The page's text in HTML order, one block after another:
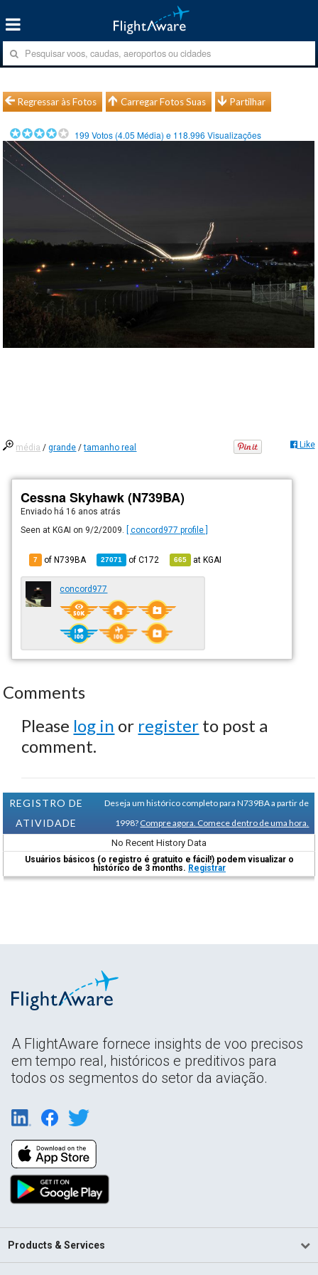
Regressar às Fotos Carregar Fotos Suas Partilhar
199 Votos (4.05 Média) e 118.996 Visualizações
média /grande /tamanho real Like
Cessna Skyhawk (N739BA)
Enviado há 16 anos atrás
Seen at KGAI on 9/2/2009.
[ concord977 profile ]
7 of N739BA 27071 ofC172 665 atKGAI
concord977
Comments
Please log in or register to post a
comment.
REGISTRO DE
ATIVIDADE
Deseja um histórico completo para N739BA a partir de
1998? Compre agora. Comece dentro de uma hora.
No Recent History Data
Usuários básicos (o registro é gratuito e fácil!) podem visualizar o
histórico de 3 months. Registrar
A FlightAware fornece insights de voo precisos
em tempo real, históricos e preditivos para
todos os segmentos do setor da aviação.
Products & Services